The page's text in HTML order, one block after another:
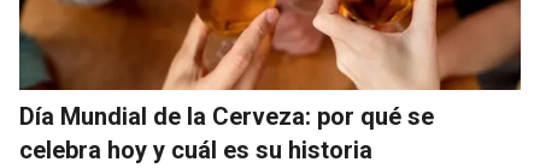
Día Mundial de la Cerveza: por qué se
celebra hoy y cuál es su historia